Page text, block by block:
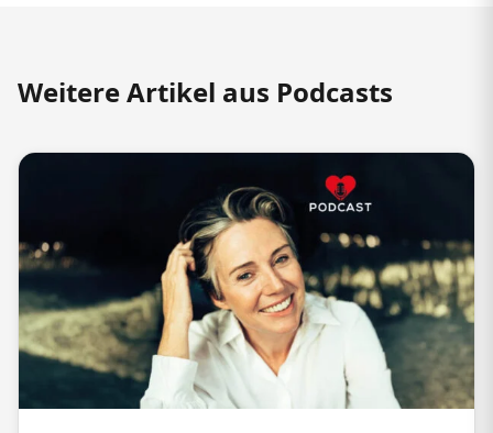
Weitere Artikel aus Podcasts